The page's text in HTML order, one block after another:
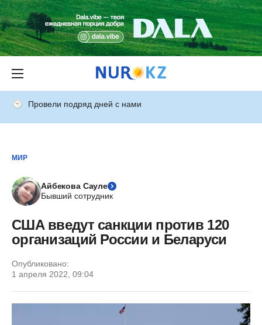
Провели подряд дней с нами
МИР
Айбекова Сауле
Бывший сотрудник
США введут санкции против 120
организаций России и Беларуси
Опубликовано:
1 апреля 2022, 09:04